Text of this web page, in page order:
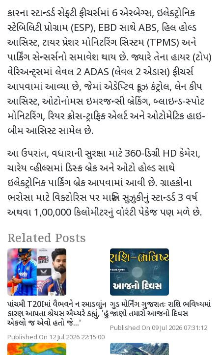
કારના સ્ટાન્ડર્ડ સેફ્ટી ફીચર્સમાં 6 એરબેગ્સ, ઇલેક્ટ્રોનિક
સ્ટેબિલિટી પ્રોગ્રામ (ESP), EBD સાથેABS, હિલ હોલ્ડ
આસિસ્ટ, ટાયર પ્રેશર મોનિટરિંગ સિસ્ટમ (TPMS) અને
પાર્કિંગ સેન્સર્સનો સમાવેશ થાય છે. જ્યારે તેના હાયર (ટોપ)
વેરિઅન્ટ્સમાં લેવલ 2 ADAS (લેવલ 2 એડાસ) ફીચર્સ
આપવામાં આવ્યા છે, જેમાં એડેપ્ટિવ ક્રૂઝ કંટ્રોલ, લેન કીપ
આસિસ્ટ, ઓટોનોમસ ઇમરજન્સી બ્રેકિંગ, બ્લાઇન્ડ-સ્પોટ
મોનિટરિંગ, રિયર ક્રોસ-ટ્રાફિક એલર્ટ અને ઓટોમેટિક હાઇ-
બીમ આસિસ્ટ સામેલ છે.
આ ઉપરાંત, વધારાની સુરક્ષા માટે 360-ડિગ્રી HD કેમેરા,
ચારેય વ્હીલ્સમાં ડિસ્ક બ્રેક અને ઓટો હોલ્ડ સાથે
ઇલેક્ટ્રોનિક પાર્કિંગ બ્રેક આપવામાં આવી છે. ગ્રાહકોના
ભરોસા માટે વિક્ટોરિસ પર મારુતિ સુઝુકીનું સ્ટાન્ડર્ડ 3 વર્ષ
અથવા 1,00,000 કિલોમીટરનું વોરંટી પેકેજ પણ મળે છે.
Related Posts
પાંચમી T20Iમાં વૈભવને ન રમાડવાનું
કારણ આપતા શ્રેયસ ઐય્યરે કહ્યું, 'હું
એકલો જ એવો હતો જે...'
Published On 12 Jul 2026 22:15:00
ગુડ મોર્નિંગ ગુજરાતઃ રાશિ ભવિષ્યમાં
જાણો તમારો આજનો દિવસ
Published On 09 Jul 2026 07:31:12